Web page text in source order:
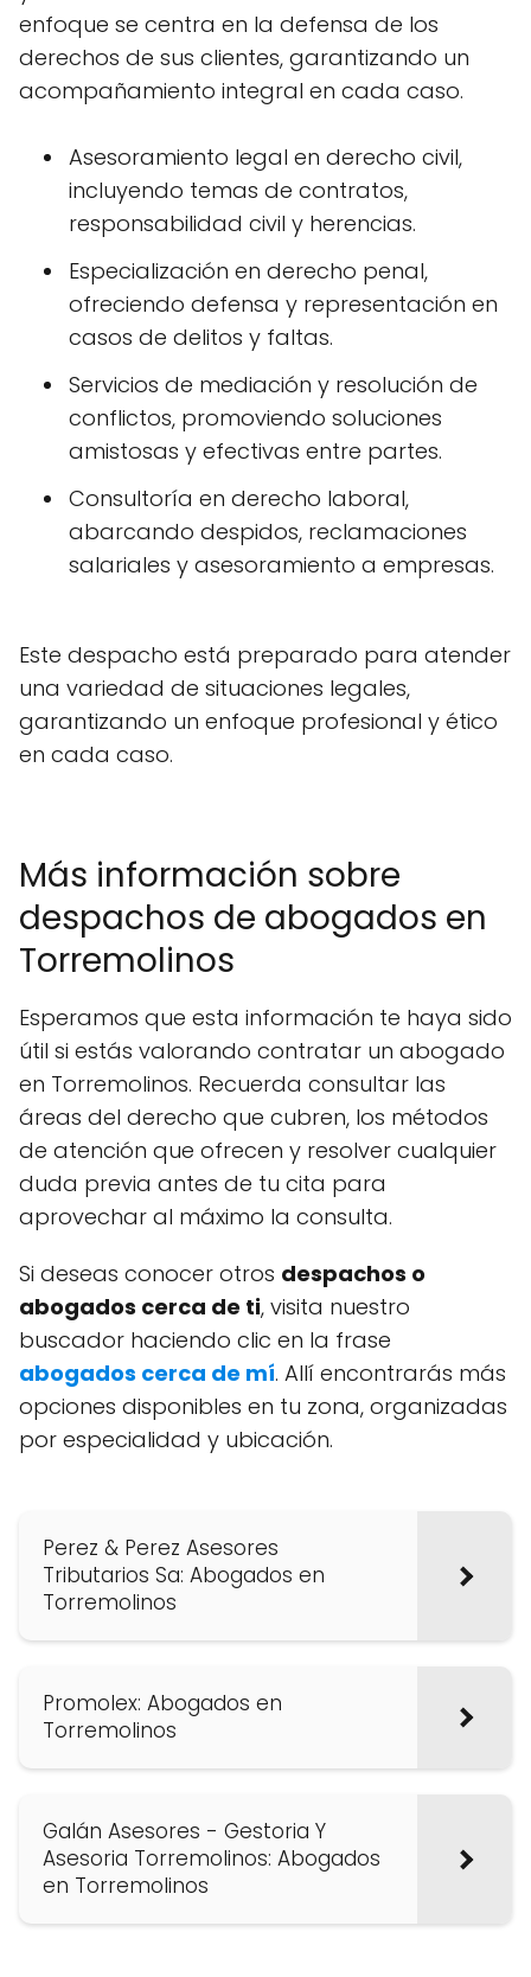
enfoque se centra en la defensa de los
derechos de sus clientes, garantizando un
acompañamiento integral en cada caso.
Asesoramiento legal en derecho civil,
incluyendo temas de contratos,
responsabilidad civil y herencias.
Especialización en derecho penal,
ofreciendo defensa y representación en
casos de delitos y faltas.
Servicios de mediación y resolución de
conflictos, promoviendo soluciones
amistosas y efectivas entre partes.
Consultoría en derecho laboral,
abarcando despidos, reclamaciones
salariales y asesoramiento a empresas.
Este despacho está preparado para atender
una variedad de situaciones legales,
garantizando un enfoque profesional y ético
en cada caso.
Más información sobre
despachos de abogados en
Torremolinos
Esperamos que esta información te haya sido
útil si estás valorando contratar un abogado
en Torremolinos. Recuerda consultar las
áreas del derecho que cubren, los métodos
de atención que ofrecen y resolver cualquier
duda previa antes de tu cita para
aprovechar al máximo la consulta.
Si deseas conocer otros despachos o
abogados cerca de ti, visita nuestro
buscador haciendo clic en la frase
abogados cerca de mí. Allí encontrarás más
opciones disponibles en tu zona, organizadas
por especialidad y ubicación.
Perez & Perez Asesores
Tributarios Sa: Abogados en
Torremolinos
Promolex: Abogados en
Torremolinos
Galán Asesores - Gestoria Y
Asesoria Torremolinos: Abogados
en Torremolinos